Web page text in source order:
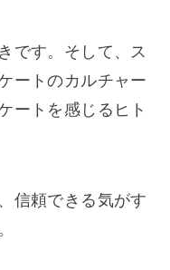
です。そして、ス
ートのカルチャー
ートを感じるヒト
信頼できる気がす